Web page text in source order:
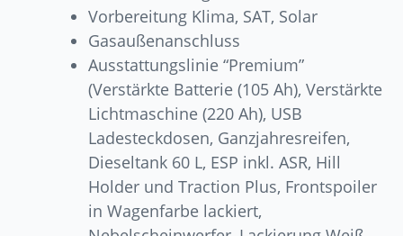
Vorbereitung Klima, SAT, Solar
Gasaußenanschluss
Ausstattungslinie “Premium”
(Verstärkte Batterie (105 Ah), Verstärkte
Lichtmaschine (220 Ah), USB
Ladesteckdosen, Ganzjahresreifen,
Dieseltank 60 L, ESP inkl. ASR, Hill
Holder und Traction Plus, Frontspoiler
in Wagenfarbe lackiert,